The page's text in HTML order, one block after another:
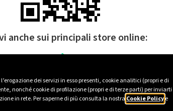
dei servizi in esso presenti, cookie analitici (propri e di
nonché cookie di profilazione (propri e di terze parti) per inviarti
in rete. Per saperne di più consulta la nostra Cookie Policye
anche sui principali store online: